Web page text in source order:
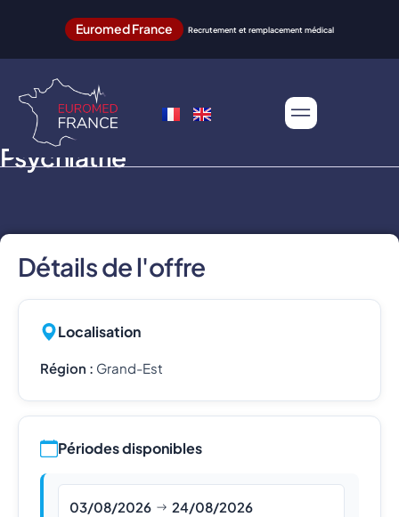
Euromed France Recrutement et remplacement médical
Psychiatrie
Détails de l'offre
Localisation
Région : Grand-Est
Périodes disponibles
03/08/2026 24/08/2026